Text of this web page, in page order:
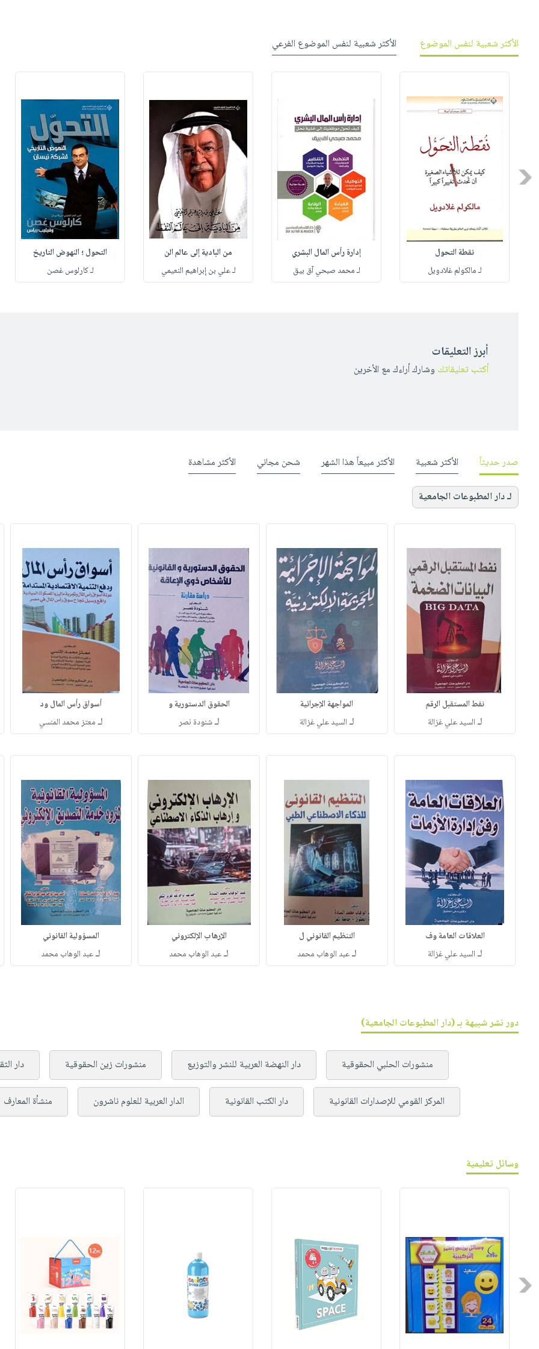
مناسباتيتكرر
طرحها
معنا
التسوق
الأكثر شعبية لنفس الموضوع
الأكثر شعبية لنفس الموضوع الفرعي
Previous
نقطة التحول
لـ مالكولم غلادويل
إدارة رأس المال البشري
لـ محمد صبحي آق بيق
من البادية إلى عالم الن
لـ علي بن إبراهيم النعيمي
التحول ؛ النهوض التاريخ
لـ كارلوس غصن
أبرز التعليقات
أكتب تعليقاتك وشارك أراءك مع الأخرين
صدر حديثاً الأكثر شعبية الأكثر مبيعاً هذا الشهر شحن مجاني الأكثر مشاهدة
لـ دار المطبوعات الجامعية
نفط المستقبل الرقم
لـ السيد علي غزالة
المواجهة الإجرائية
لـ السيد علي غزالة
الحقوق الدستورية و
لـشنودة نصر
أسواق رأس المال ود
لـ معتز محمد المنسي
العلاقات العامة وف
لـ السيد علي غزالة
التنظيم القانوني ل
لـعبد الوهاب محمد
الإرهاب الإلكتروني
لـعبد الوهاب محمد
المسؤولية القانوني
لـعبد الوهاب محمد
دور نشر شبيهة بـ (دار المطبوعات الجامعية)
منشورات الحلبي الحقوقية دار النهضة العربية للنشر والتوزيع منشورات زين الحقوقية دار
المركز القومي للإصدارات القانونية دار الكتب القانونية الدار العربية للعلوم ناشرون منشأة المعارف
وسائل تعليمية
Previous